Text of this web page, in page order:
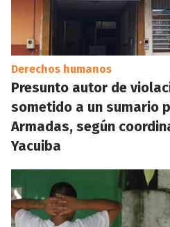
Derechos humanos
Presunto autor de
sometido a un sumario
Armadas, según
Yacuiba